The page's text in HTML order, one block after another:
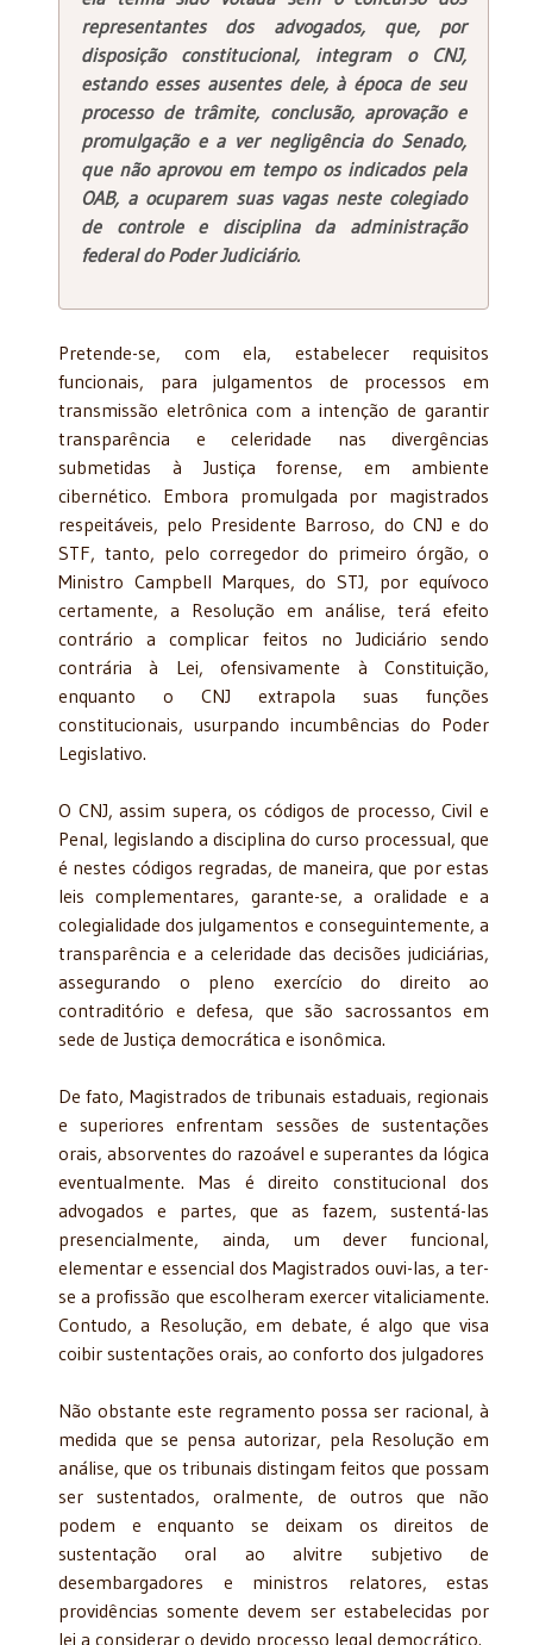
representantes dos advogados, que, por
disposição constitucional, integram o CNJ,
estando esses ausentes dele, à época de seu
processo de trâmite, conclusão, aprovação e
promulgação e a ver negligência do Senado,
que não aprovou em tempo os indicados pela
OAB, a ocuparem suas vagas neste colegiado
de controle e disciplina da administração
federal do Poder Judiciário.
Pretende-se, com ela, estabelecer requisitos
funcionais, para julgamentos de processos em
transmissão eletrônica com a intenção de garantir
transparência e celeridade nas divergências
submetidas à Justiça forense, em ambiente
cibernético. Embora promulgada por magistrados
respeitáveis, pelo Presidente Barroso, do CNJ e do
STF, tanto, pelo corregedor do primeiro órgão, o
Ministro Campbell Marques, do STJ, por equívoco
certamente, a Resolução em análise, terá efeito
contrário a complicar feitos no Judiciário sendo
contrária à Lei, ofensivamente à Constituição,
enquanto o CNJ extrapola suas funções
constitucionais, usurpando incumbências do Poder
Legislativo.
O CNJ, assim supera, os códigos de processo, Civil e
Penal, legislando a disciplina do curso processual, que
é nestes códigos regradas, de maneira, que por estas
leis complementares, garante-se, a oralidade e a
colegialidade dos julgamentos e conseguintemente, a
transparência e a celeridade das decisões judiciárias,
assegurando o pleno exercício do direito ao
contraditório e defesa, que são sacrossantos em
sede de Justiça democrática e isonômica.
De fato, Magistrados de tribunais estaduais, regionais
e superiores enfrentam sessões de sustentações
orais, absorventes do razoável e superantes da lógica
eventualmente. Mas é direito constitucional dos
advogados e partes, que as fazem, sustentá-las
presencialmente, ainda, um dever funcional,
elementar e essencial dos Magistrados ouvi-las, a ter-
se a profissão que escolheram exercer vitaliciamente.
Contudo, a Resolução, em debate, é algo que visa
coibir sustentações orais, ao conforto dos julgadores
Não obstante este regramento possa ser racional, à
medida que se pensa autorizar, pela Resolução em
análise, que os tribunais distingam feitos que possam
ser sustentados, oralmente, de outros que não
podem e enquanto se deixam os direitos de
sustentação oral ao alvitre subjetivo de
desembargadores e ministros relatores, estas
providências somente devem ser estabelecidas por
lei a considerar o devido processo legal democrático.